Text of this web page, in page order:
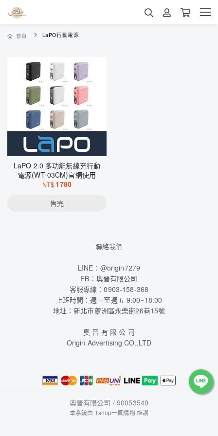
首頁 LaPO行動電源
LaPO 2.0 多功能無線充行動
電源(WT-03CM)官網使用
NT$ 1780
售完
聯絡我們
LINE：@origin7279
FB：奧晉有限公司
客服專線：0903-158-368
上班時間：週一至週五 9:00~18:00
地址：新北市蘆洲區永樂街26巷15號
奧 晉 有 限 公 司
Origin Advertising CO.,LTD
奧晉有限公司 / 90053549
本系統由 1shop一頁購物維護